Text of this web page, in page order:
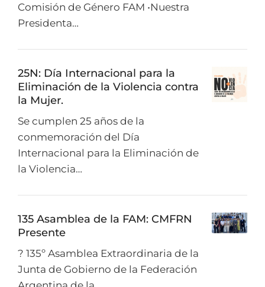
Comisión de Género FAM •Nuestra
Presidenta…
25N: Día Internacional para la
Eliminación de la Violencia contra
la Mujer.
Se cumplen 25 años de la
conmemoración del Día
Internacional para la Eliminación de
la Violencia…
135 Asamblea de la FAM: CMFRN
Presente
? 135º Asamblea Extraordinaria de la
Junta de Gobierno de la Federación